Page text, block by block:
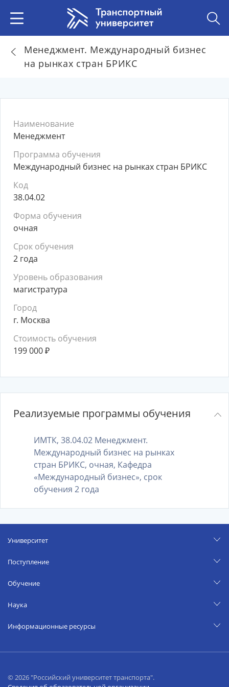
Менеджмент. Международный бизнес
на рынках стран БРИКС
Наименование
Менеджмент
Программа обучения
Международный бизнес на рынках стран БРИКС
Код
38.04.02
Форма обучения
очная
Срок обучения
2 года
Уровень образования
магистратура
Город
г. Москва
Стоимость обучения
199 000₽
Реализуемые программы обучения
ИМТК, 38.04.02 Менеджмент.
Международный бизнес на рынках
стран БРИКС, очная, Кафедра
«Международный бизнес», срок
обучения 2 года
Университет
Поступление
Обучение
Наука
Информационные ресурсы
© 2026 "Российский университет транспорта".